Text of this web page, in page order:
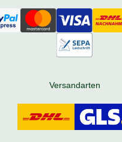
Versandarten